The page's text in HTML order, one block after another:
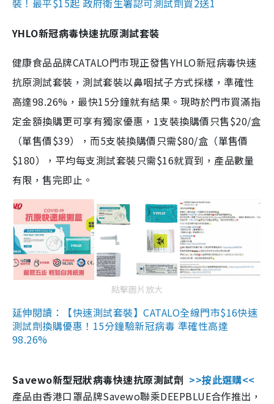
裝！最平$15起 政府衛生署認可測試劑買2送1
YHLO新冠病毒快速抗原測試套裝
健康食品品牌CATALO門市現正發售YHLO新冠病毒快速
抗原測試套裝，測試套裝以鼻咽拭子方式採樣，準確性
高達98.26%，最快15分鐘就有結果。現時於門市買滿指
定金額換購更可享有獨家優惠，1支裝換購價只售$20/盒
（單售價$39），而5支裝換購價只需$80/盒（單售價
$180），平均每支測試套裝只需$16就買到，產品數量
有限，售完即止。
點擊圖片放大
延伸閱讀：【快速測試套裝】CATALO全線門市$16快速
測試劑換購優惠！15分鐘驗新冠病毒 準確性高達
98.26%
Savewo新型冠狀病毒快速抗原測試劑 >>按此選購<<
產品由香港口罩品牌Savewo聯乘DEEPBLUE合作推出，